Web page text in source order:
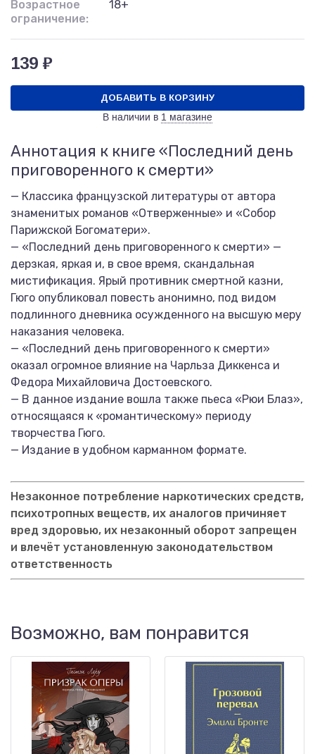
Возрастное
ограничение:
18+
139 ₽
ДОБАВИТЬ В КОРЗИНУ
В наличии в 1 магазине
Аннотация к книге «Последний день
приговоренного к смерти»
— Классика французской литературы от автора
знаменитых романов «Отверженные» и «Собор
Парижской Богоматери».
— «Последний день приговоренного к смерти» —
дерзкая, яркая и, в свое время, скандальная
мистификация. Ярый противник смертной казни,
Гюго опубликовал повесть анонимно, под видом
подлинного дневника осужденного на высшую меру
наказания человека.
— «Последний день приговоренного к смерти»
оказал огромное влияние на Чарльза Диккенса и
Федора Михайловича Достоевского.
— В данное издание вошла также пьеса «Рюи Блаз»,
относящаяся к «романтическому» периоду
творчества Гюго.
— Издание в удобном карманном формате.
Незаконное потребление наркотических средств,
психотропных веществ, их аналогов причиняет
вред здоровью, их незаконный оборот запрещен
и влечёт установленную законодательством
ответственность
Возможно, вам понравится